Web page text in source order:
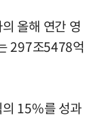
올해 연간 영
297조5478억
의 15%를 성과